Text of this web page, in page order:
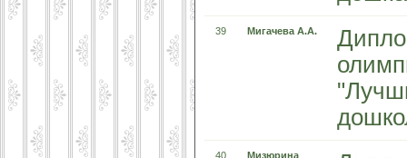
39 Мигачева А.А.
40
Мизюрина